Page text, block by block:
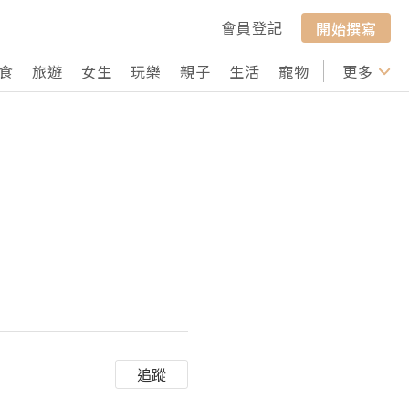
會員登記
開始撰寫
旅遊 女生 玩樂 親子 生活 寵物 行山 打卡
更多
追蹤